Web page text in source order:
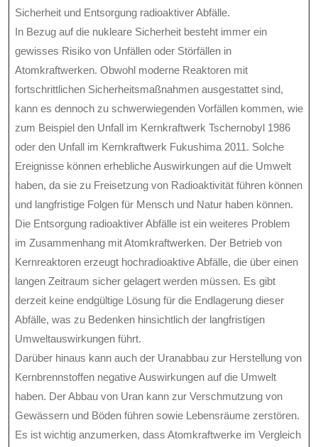
Sicherheit und Entsorgung radioaktiver Abfälle.
In Bezug auf die nukleare Sicherheit besteht immer ein
gewisses Risiko von Unfällen oder Störfällen in
Atomkraftwerken. Obwohl moderne Reaktoren mit
fortschrittlichen Sicherheitsmaßnahmen ausgestattet sind,
kann es dennoch zu schwerwiegenden Vorfällen kommen, wie
zum Beispiel den Unfall im Kernkraftwerk Tschernobyl 1986
oder den Unfall im Kernkraftwerk Fukushima 2011. Solche
Ereignisse können erhebliche Auswirkungen auf die Umwelt
haben, da sie zu Freisetzung von Radioaktivität führen können
und langfristige Folgen für Mensch und Natur haben können.
Die Entsorgung radioaktiver Abfälle ist ein weiteres Problem
im Zusammenhang mit Atomkraftwerken. Der Betrieb von
Kernreaktoren erzeugt hochradioaktive Abfälle, die über einen
langen Zeitraum sicher gelagert werden müssen. Es gibt
derzeit keine endgültige Lösung für die Endlagerung dieser
Abfälle, was zu Bedenken hinsichtlich der langfristigen
Umweltauswirkungen führt.
Darüber hinaus kann auch der Uranabbau zur Herstellung von
Kernbrennstoffen negative Auswirkungen auf die Umwelt
haben. Der Abbau von Uran kann zur Verschmutzung von
Gewässern und Böden führen sowie Lebensräume zerstören.
Es ist wichtig anzumerken, dass Atomkraftwerke im Vergleich